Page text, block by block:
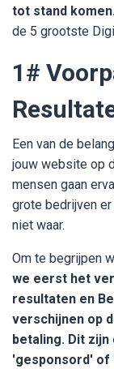
tot stand komen.
de 5 grootste
1#
Een van de
jouw website op
mensen gaan
grote bedrijven
niet waar.
Om te begrijpen
we eerst het
resultaten en
verschijnen op
betaling. Dit
'gesponsord'